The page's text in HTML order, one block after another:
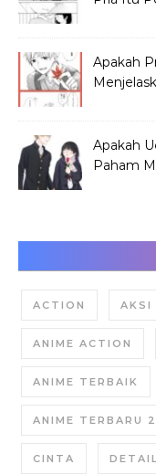
Apakah
Apakah
Paham
ACTION AKSI
ANIME ACTION
ANIME TERBAIK
ANIME TERBARU
CINTA